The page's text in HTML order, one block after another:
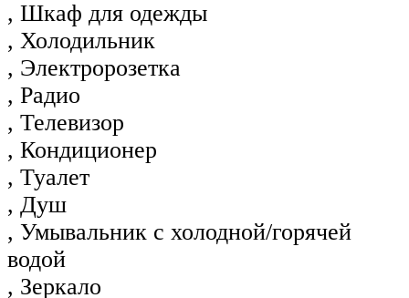
, Шкаф для одежды
, Холодильник
, Электророзетка
, Радио
, Телевизор
, Кондиционер
, Туалет
, Душ
, Умывальник с холодной/горячей
водой
, Зеркало